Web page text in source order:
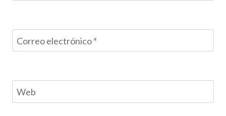
Correo electrónico*
Web